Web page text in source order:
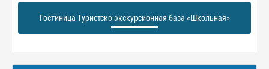
Гостиница Туристско-экскурсионная база «Школьная»